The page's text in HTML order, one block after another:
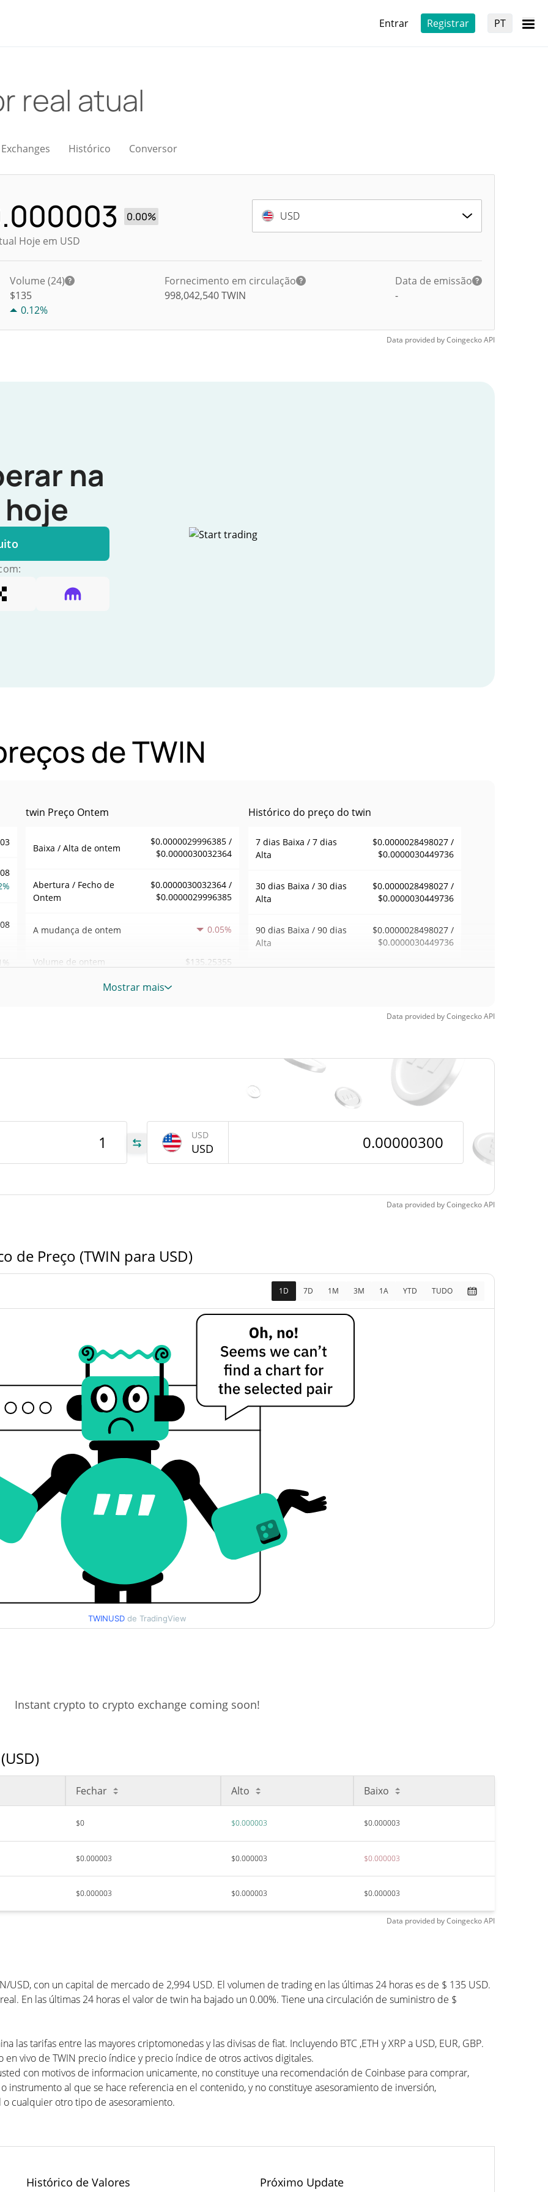
Entrar Registrar PT
real atual
Exchanges Histórico Conversor
0.00%
Hoje em USD
USD
Volume (24)
$135
0.12%
Fornecimento em circulação
998,042,540TWIN
Data de emissão
-
Data provided byCoingeckoAPI
na
de TWIN
twin Preço Ontem
Baixa / Alta de ontem
$0.0000029996385 /
$0.0000030032364
Abertura / Fecho de
Ontem
$0.0000030032364 /
$0.0000029996385
A mudança de ontem 0.05%
Volume de ontem $135.25355
Histórico do preço do twin
7 dias Baixa / 7 dias
Alta
$0.0000028498027 /
$0.0000030449736
30 dias Baixa / 30 dias
Alta
$0.0000028498027 /
$0.0000030449736
90 dias Baixa / 90 dias
Alta
$0.0000028498027 /
$0.0000030449736
Baixa de todos os
tempos
Jun 6, 2026 (2 meses atrás)
$0.00000263
14.24%
Mostrar mais
Data provided byCoingeckoAPI
USD
USD
Data provided byCoingeckoAPI
de Preço (TWIN para USD)
1D 7D 1M 3M 1A YTD TUDO
TWINUSD de TradingView
Instant crypto to crypto exchange coming soon!
Fechar Alto Baixo
$0 $0.000003 $0.000003
$0.000003 $0.000003 $0.000003
$0.000003 $0.000003 $0.000003
Data provided byCoingeckoAPI
USD, con un capital de mercado de 2,994 USD. El volumen de trading en las últimas 24 horas es de $ 135 USD.
En las últimas 24 horas el valor de twin ha bajado un 0.00%. Tiene una circulación de suministro de $
las tarifas entre las mayores criptomonedas y las divisas de fiat. Incluyendo BTC ,ETH y XRP a USD, EUR, GBP.
en vivo de TWIN precio índice y precio índice de otros activos digitales.
con motivos de informacion unicamente, no constituye una recomendación de Coinbase para comprar,
instrumento al que se hace referencia en el contenido, y no constituye asesoramiento de inversión,
cualquier otro tipo de asesoramiento.
Histórico de Valores Próximo Update